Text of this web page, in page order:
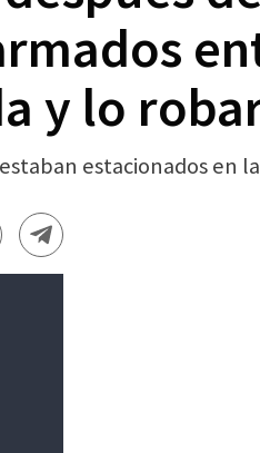
y lo
estacionados en la